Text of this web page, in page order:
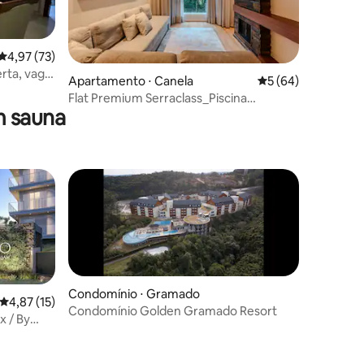
de uma avaliação média de 5, 73 avaliações
4,97 (73)
vaga,
Apartamento ⋅ Canela 5 de uma
5 (64)
Flat Premium Serraclass_Piscina
sauna
4,87 de uma avaliação média de 5, 15 avaliações
4,87 (15)
/ By
Condomínio ⋅ Gramado
Condomínio Golden Gramado Resort